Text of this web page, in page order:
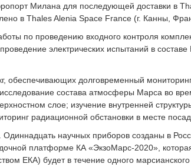
Милана для последующей доставки в
в Thales Alenia Space France (г. Канны,
по проведению входного контроля
электрических испытаний в составе
обеспечивающих долговременный
состава атмосферы Марса во
слое; изучение внутренней
радиационной обстановки в месте
научных приборов созданы в
платформе КА «ЭкзоМарс-2020»,
ЕКА) будет в течение одного марсианского